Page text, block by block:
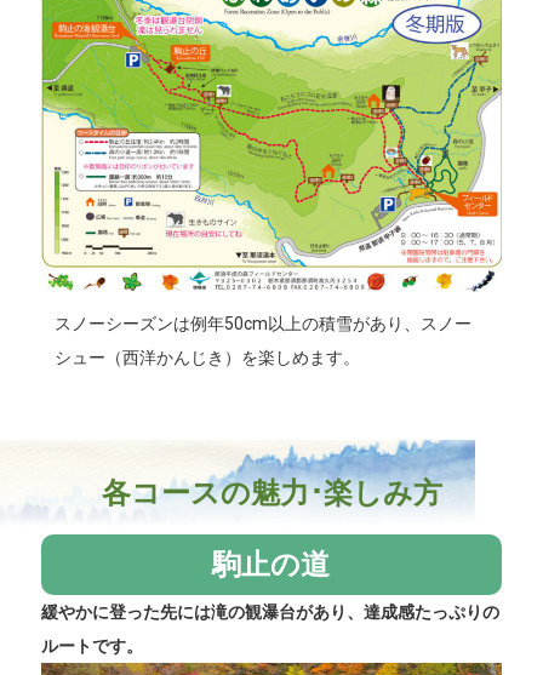
スノーシーズンは例年50cm以上の積雪があり、スノー
シュー（西洋かんじき）を楽しめます。
各コースの魅力･楽しみ方
駒止の道
緩やかに登った先には滝の観瀑台があり、達成感たっぷりの
ルートです。